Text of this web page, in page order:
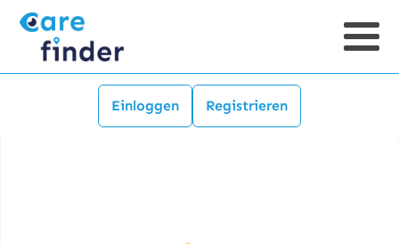
Einloggen Registrieren